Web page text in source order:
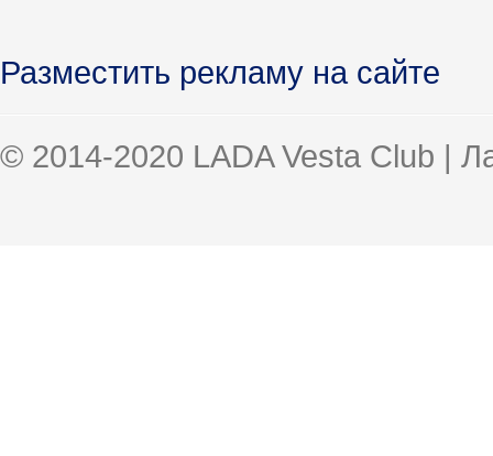
Разместить рекламу на сайте
© 2014-2020 LADA Vesta Club |